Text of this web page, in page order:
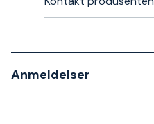
Anmeldelser